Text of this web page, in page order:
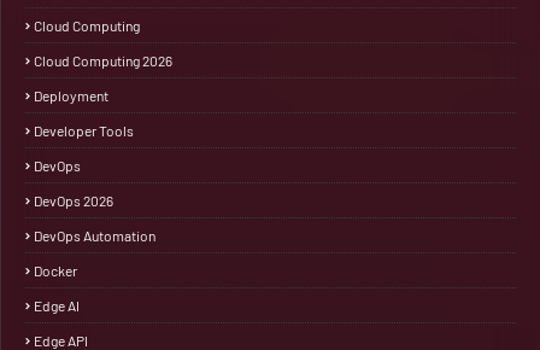
Cloud Computing
Cloud Computing 2026
Deployment
Developer Tools
DevOps
DevOps 2026
DevOps Automation
Docker
Edge AI
Edge API